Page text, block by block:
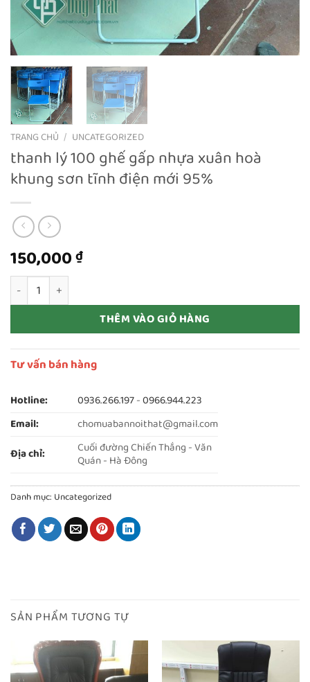
TRANG CHỦ / UNCATEGORIZED
thanh lý 100 ghế gấp nhựa xuân hoà
khung sơn tĩnh điện mới 95%
150,000₫
thanh lý 100 ghế gấp nhựa xuân hoà khung sơn tĩnh điện mới
THÊM VÀO GIỎ HÀNG
Tư vấn bán hàng
Hotline: 0936.266.197-0966.944.223
Email:
chomuabannoithat@gmail.com
Địa chỉ:
Cuối đường Chiến Thắng - Văn
Quán - Hà Đông
Danh mục: Uncategorized
SẢN PHẨM TƯƠNG TỰ